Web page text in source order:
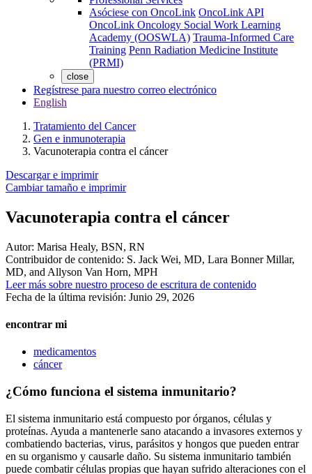
Asóciese con OncoLink OncoLink API
OncoLink Oncology Social Work Learning
Academy (OOSWLA) Trauma-Informed Care
Training Penn Radiation Medicine Institute
(PRMI)
close
Regístrese para nuestro correo electrónico
English
Tratamiento del Cancer
Gen e inmunoterapia
Vacunoterapia contra el cáncer
Descargar e imprimir
Cambiar tamaño e imprimir
Vacunoterapia contra el cáncer
Autor: Marisa Healy, BSN, RN
Contribuidor de contenido: S. Jack Wei, MD, Lara Bonner Millar,
MD, and Allyson Van Horn, MPH
Leer más sobre nuestro proceso de escritura de contenido
Fecha de la última revisión: Junio 29, 2026
encontrar mi
medicamentos
cáncer
¿Cómo funciona el sistema inmunitario?
El sistema inmunitario está compuesto por órganos, células y
proteínas. Ayuda a mantenerle sano atacando a invasores externos y
combatiendo bacterias, virus, parásitos y hongos que pueden entrar
en su organismo y causarle daño. Su sistema inmunitario también
puede combatir células propias que hayan sufrido alteraciones con el